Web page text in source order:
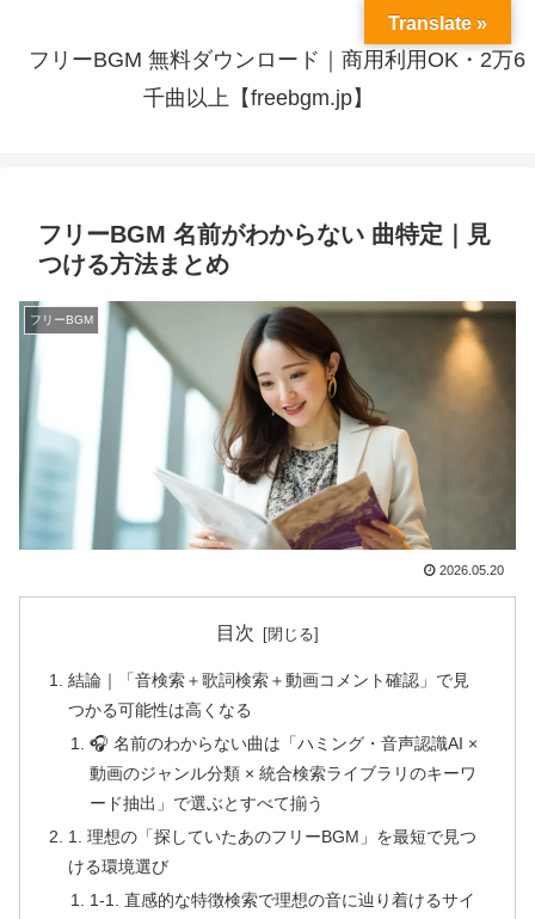
フリーBGM 無料ダウンロード｜商用利用OK・2万6
千曲以上【freebgm.jp】
フリーBGM 名前がわからない 曲特定｜見
つける方法まとめ
フリーBGM
2026.05.20
目次
結論｜「音検索＋歌詞検索＋動画コメント確認」で見
つかる可能性は高くなる
🎧 名前のわからない曲は「ハミング・音声認識AI ×
動画のジャンル分類 × 統合検索ライブラリのキーワ
ード抽出」で選ぶとすべて揃う
1. 理想の「探していたあのフリーBGM」を最短で見つ
ける環境選び
1-1. 直感的な特徴検索で理想の音に辿り着けるサイ
Translate »